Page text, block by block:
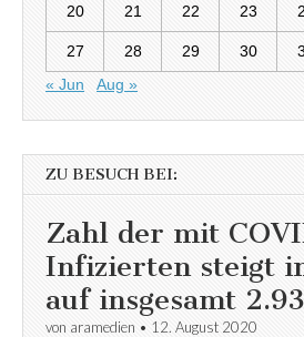
20 21 22 23
27 28 29 30
« Jun
Aug »
ZU BESUCH BEI:
Zahl der mit
Infizierten steigt
auf insgesamt
von aramedien • 12. August 2020